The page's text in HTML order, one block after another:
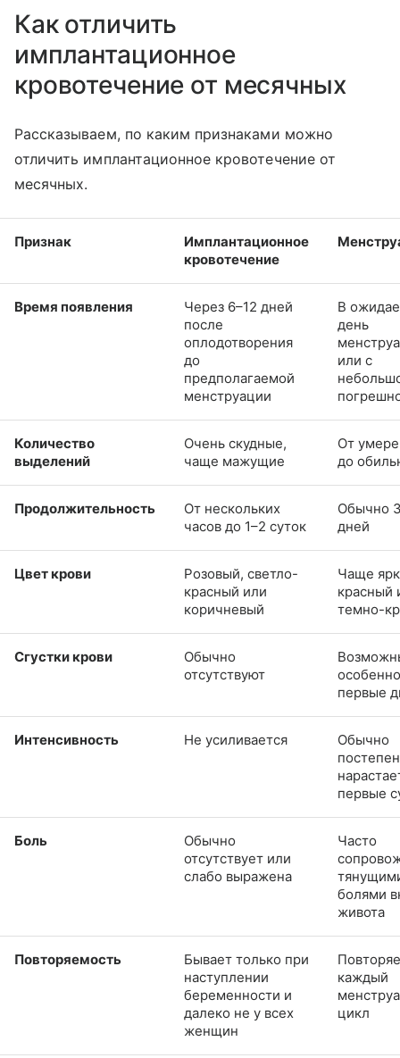
Как отличить
имплантационное
кровотечение от месячных
Рассказываем, по каким признаками можно
отличить имплантационное кровотечение от
месячных.
Признак
Имплантационное
кровотечение
Время появления
Через 6–12 дней
после
оплодотворения
до
предполагаемой
менструации
В
день
или с
Количество
выделений
Очень скудные,
чаще мажущие
От
до
Продолжительность
От нескольких
часов до 1–2 суток
Обычно
дней
Цвет крови
Розовый, светло-
красный или
коричневый
Чаще
красный
темно-
Сгустки крови
Обычно
отсутствуют
первые
Интенсивность Не усиливается
Обычно
первые
Боль
Обычно
отсутствует или
слабо выражена
Часто
болями
живота
Повторяемость
Бывает только при
наступлении
беременности и
далеко не у всех
женщин
каждый
цикл